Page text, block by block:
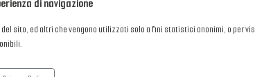
di navigazione
sito, ed altri che vengono utilizzati solo a fini statistici anonimi, o per